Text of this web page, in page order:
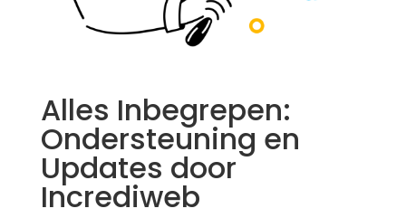
Alles Inbegrepen:
Ondersteuning en
Updates door
Incrediweb